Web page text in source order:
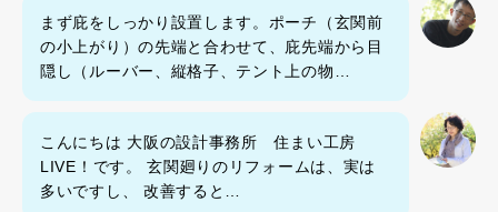
まず庇をしっかり設置します。ポーチ（玄関前
の小上がり）の先端と合わせて、庇先端から目
隠し（ルーバー、縦格子、テント上の物…
こんにちは 大阪の設計事務所 住まい工房
LIVE！です。 玄関廻りのリフォームは、実は
多いですし、 改善すると…